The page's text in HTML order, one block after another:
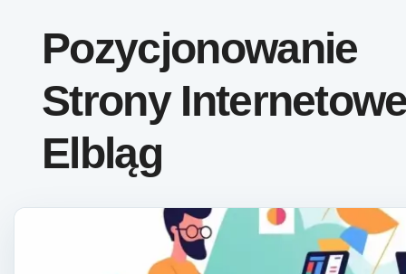
Pozycjonowanie
Strony
Elbląg